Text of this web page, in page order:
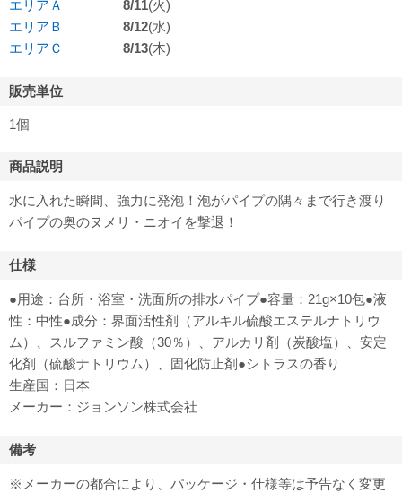
エリアＡ
8/11(火)
エリアＢ
8/12(水)
エリアＣ
8/13(木)
販売単位
1個
商品説明
水に入れた瞬間、強力に発泡！泡がパイプの隅々まで行き渡り
パイプの奥のヌメリ・ニオイを撃退！
仕様
●用途：台所・浴室・洗面所の排水パイプ●容量：21g×10包●液
性：中性●成分：界面活性剤（アルキル硫酸エステルナトリウ
ム）、スルファミン酸（30％）、アルカリ剤（炭酸塩）、安定
化剤（硫酸ナトリウム）、固化防止剤●シトラスの香り
生産国：日本
メーカー：ジョンソン株式会社
備考
※メーカーの都合により、パッケージ・仕様等は予告なく変更